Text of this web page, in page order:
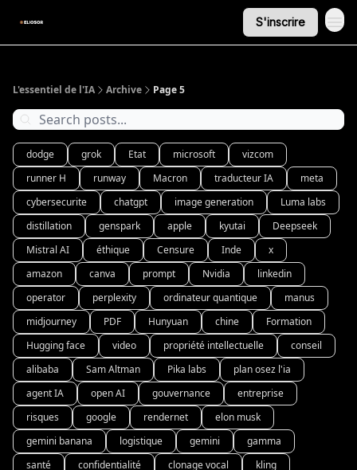
S'inscrire
L'essentiel de l'IA Archive Page 5
dodge grok Etat microsoft
vizcom
runner H
runway Macron traducteur IA
meta
cybersecurite
chatgpt image generation
Luma labs
distillation
genspark apple kyutai
Deepseek
Mistral AI
éthique Censure Inde
x
amazon
canva prompt Nvidia
linkedin
operator
perplexity ordinateur quantique
manus
midjourney
PDF Hunyuan chine
Formation
Hugging face
video propriété intellectuelle
conseil
alibaba
Sam Altman Pika labs
plan osez l'ia
agent IA
open AI gouvernance
entreprise
risques
google rendernet
elon musk
gemini banana
logistique gemini
gamma
santé
confidentialité clonage vocal
kling